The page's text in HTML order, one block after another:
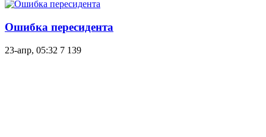
Ошибка пересидента
23-апр, 05:32 7 139